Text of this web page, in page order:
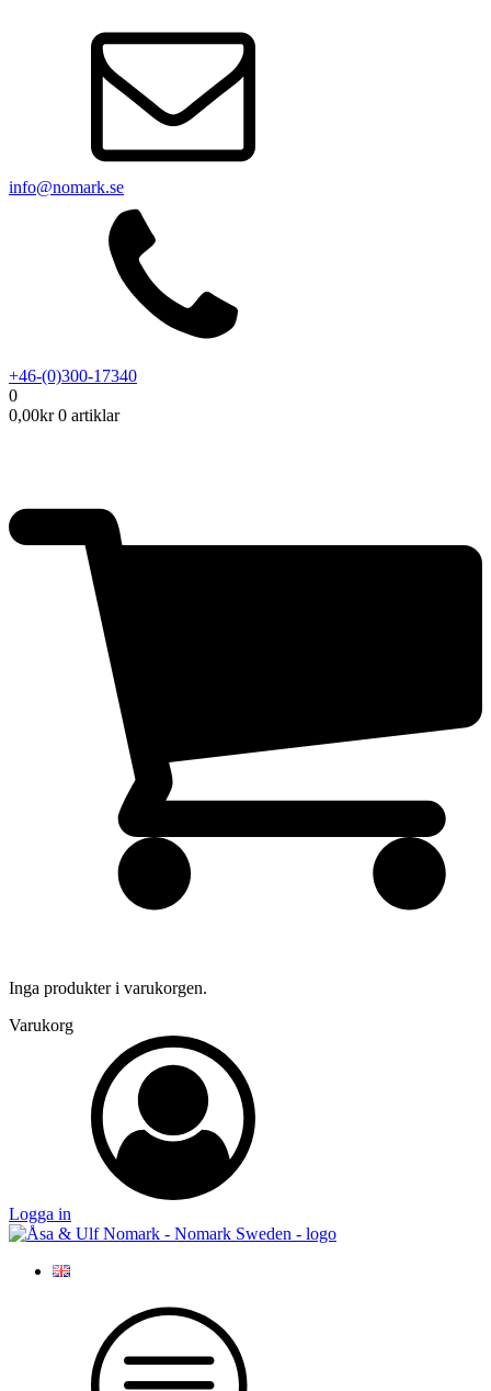
info@nomark.se
+46-(0)300-17340
0
0,00kr 0 artiklar
Inga produkter i varukorgen.
Varukorg
Logga in